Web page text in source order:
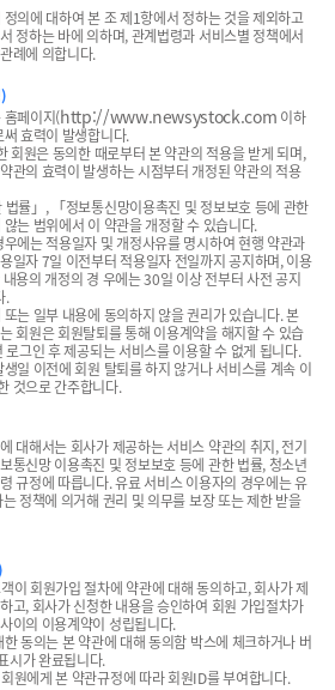
의에 대하여 본 조 제1항에서 정하는 것을 제외하고
정하는 바에 의하며, 관계법령과 서비스별 정책에서
례에 의합니다.
페이지(http://www.newsystock.com 이하
써 효력이 발생합니다.
원은 동의한 때로부터 본 약관의 적용을 받게 되며,
관의 효력이 발생하는 시점부터 개정된 약관의 적용
률」, 「정보통신망이용촉진 및 정보보호 등에 관한
는 범위에서 이 약관을 개정할 수 있습니다.
에는 적용일자 및 개정사유를 명시하여 현행 약관과
일자 7일 이전부터 적용일자 전일까지 공지하며, 이용
용의 개정의 경 우에는 30일 이상 전부터 사전 공지
.
는 일부 내용에 동의하지 않을 권리가 있습니다. 본
회원은 회원탈퇴를 통해 이용계약을 해지할 수 있습
그인 후 제공되는 서비스를 이용할 수 없게 됩니다.
일 이전에 회원 탈퇴를 하지 않거나 서비스를 계속 이
것으로 간주합니다.
대해서는 회사가 제공하는 서비스 약관의 취지, 전기
통신망 이용촉진 및 정보보호 등에 관한 법률, 청소년
규정에 따릅니다. 유료 서비스 이용자의 경우에는 유
정책에 의거해 권리 및 의무를 보장 또는 제한 받을
이 회원가입 절차에 약관에 대해 동의하고, 회사가 제
고, 회사가 신청한 내용을 승인하여 회원 가입절차가
이의 이용계약이 성립됩니다.
동의는 본 약관에 대해 동의함 박스에 체크하거나 버
시가 완료됩니다.
원에게 본 약관규정에 따라 회원ID를 부여합니다.